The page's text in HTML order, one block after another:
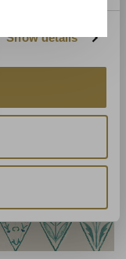
Show details
behang Palau